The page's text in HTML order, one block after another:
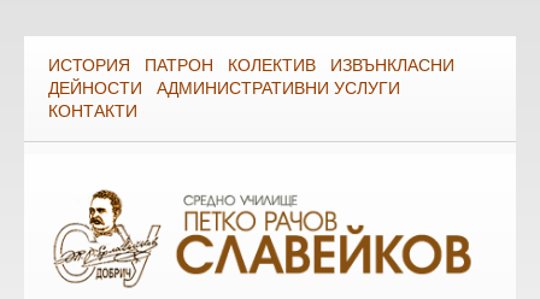
ИСТОРИЯ ПАТРОН КОЛЕКТИВ
ИЗВЪНКЛАСНИ
ДЕЙНОСТИ
АДМИНИСТРАТИВНИ УСЛУГИ
КОНТАКТИ